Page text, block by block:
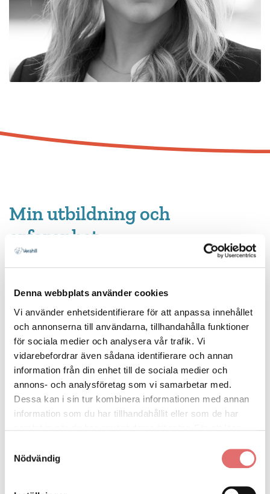
Denna webbplats använder cookies
Vi använder enhetsidentifierare för att anpassa innehållet
och annonserna till användarna, tillhandahålla funktioner
för sociala medier och analysera vår trafik. Vi
vidarebefordrar även sådana identifierare och annan
information från din enhet till de sociala medier och
annons- och analysföretag som vi samarbetar med.
Dessa kan i sin tur kombinera informationen med annan
information som du har tillhandahållit eller som de har
mer här.
Nödvändig
Min utbildning och
erfarenhet
Kandidatexamen inom affärsrätt. Har arbetat som
auktoriserad boutredare på Verahill sedan 2022.
Tidigare erfarenhet från arbete på bank och
Skatteverket.
Ärenden jag kan hjälpa till
Bouppteckning